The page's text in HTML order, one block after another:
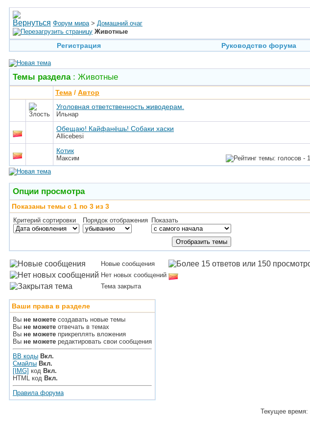
Форум мира > Домашний очаг
Животные
Регистрация Руководство форума
Темы раздела: Животные
Тема / Автор
Уголовная ответственность живодерам.
Ильнар
Обещаю! Кайфанёшь! Собаки хаски
Allicebesi
Котик
Максим
Опции просмотра
Показаны темы с 1 по 3 из 3
Критерий сортировки Порядок отображения Показать
Новые сообщения
Нет новых сообщений
Тема закрыта
Ваши права в разделе
Вы не можете создавать новые темы
Вы не можете отвечать в темах
Вы не можете прикреплять вложения
Вы не можете редактировать свои сообщения
BB коды Вкл.
Смайлы Вкл.
[IMG] код Вкл.
HTML код Вкл.
Правила форума
Текущее время: